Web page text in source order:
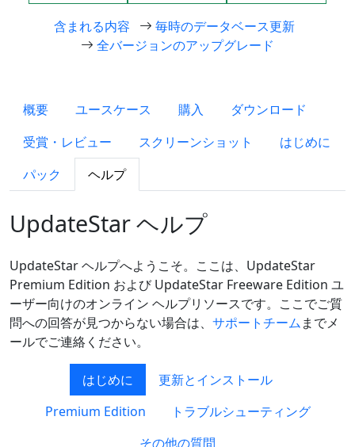
含まれる内容
毎時のデータベース更新
全バージョンのアップグレード
概要 ユースケース 購入
ダウンロード
受賞・レビュー
スクリーンショット
はじめに
パック
ヘルプ
UpdateStar ヘルプ
UpdateStar ヘルプへようこそ。ここは、UpdateStar
Premium Edition および UpdateStar Freeware Edition ユ
ーザー向けのオンライン ヘルプリソースです。ここでご質
問への回答が見つからない場合は、 サポートチームまでメ
ールでご連絡ください。
はじめに
更新とインストール
Premium Edition
トラブルシューティング
その他の質問